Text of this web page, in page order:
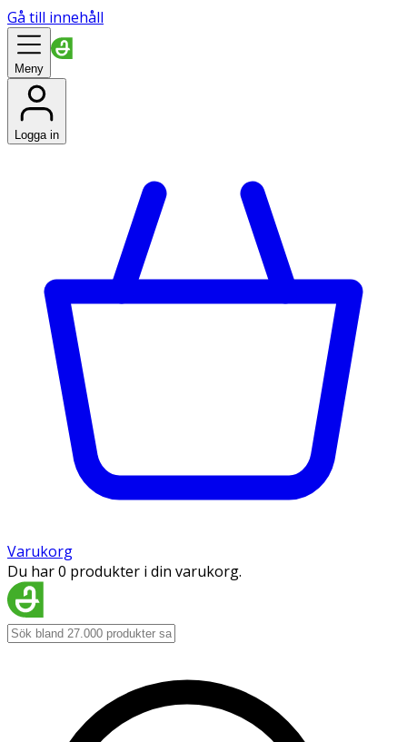
Gå till innehåll
Meny
Logga in
Varukorg
Du har 0 produkter i din varukorg.